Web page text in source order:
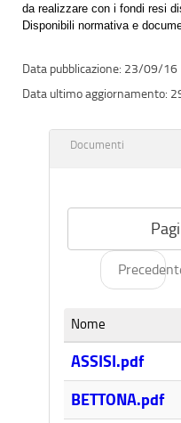
da realizzare con i fondi resi
Disponibili normativa e
23/09/16
Documenti
Nome
ASSISI.pdf
BETTONA.pdf